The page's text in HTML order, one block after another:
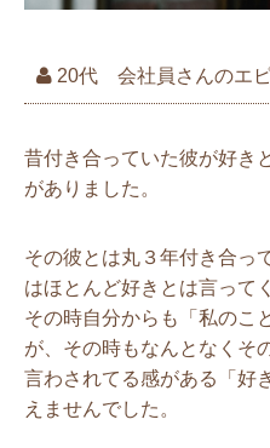
20代 会社員さんのエ
昔付き合っていた彼が好き
がありました。
その彼とは丸３年付き合っ
はほとんど好きとは言って
その時自分からも「私のこ
が、その時もなんとなくそ
言わされてる感がある「好
えませんでした。